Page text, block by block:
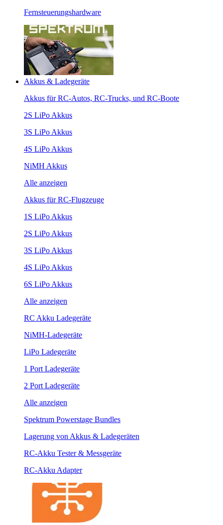
Fernsteuerungshardware
Akkus & Ladegeräte
Akkus für RC-Autos, RC-Trucks, und RC-Boote
2S LiPo Akkus
3S LiPo Akkus
4S LiPo Akkus
NiMH Akkus
Alle anzeigen
Akkus für RC-Flugzeuge
1S LiPo Akkus
2S LiPo Akkus
3S LiPo Akkus
4S LiPo Akkus
6S LiPo Akkus
Alle anzeigen
RC Akku Ladegeräte
NiMH-Ladegeräte
LiPo Ladegeräte
1 Port Ladegeräte
2 Port Ladegeräte
Alle anzeigen
Spektrum Powerstage Bundles
Lagerung von Akkus & Ladegeräten
RC-Akku Tester & Messgeräte
RC-Akku Adapter